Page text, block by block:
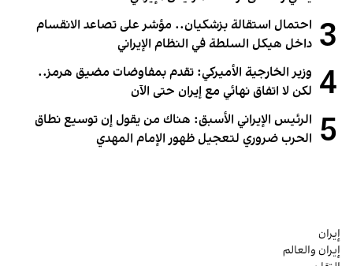
3 احتمال استقالة بزشكيان.. مؤشر على تصاعد الانقسام
داخل هيكل السلطة في النظام الإيراني
4 وزير الخارجية الأميركي: تقدم بمفاوضات مضيق هرمز..
لكن لا اتفاق نهائي مع إيران حتى الآن
5 الرئيس الإيراني الأسبق: هناك من يقول إن توسيع نطاق
الحرب ضروري لتعجيل ظهور الإمام المهدي
إيران
إيران والعالم